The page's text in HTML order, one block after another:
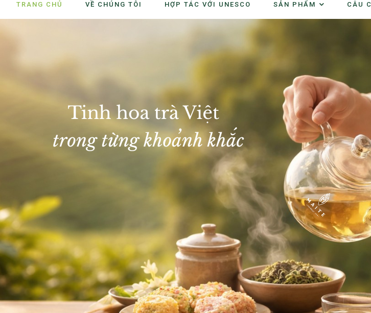
TRANG CHỦ VỀ CHÚNG TÔI HỢP TÁC VỚI UNESCO SẢN PHẨM CÂU